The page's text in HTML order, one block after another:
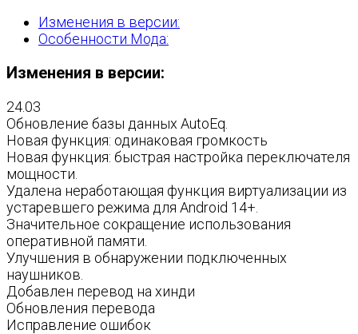
Изменения в версии:
Особенности Мода:
Изменения в версии:
24.03
Обновление базы данных AutoEq.
Новая функция: одинаковая громкость
Новая функция: быстрая настройка переключателя
мощности.
Удалена неработающая функция виртуализации из
устаревшего режима для Android 14+.
Значительное сокращение использования
оперативной памяти.
Улучшения в обнаружении подключенных
наушников.
Добавлен перевод на хинди
Обновления перевода
Исправление ошибок